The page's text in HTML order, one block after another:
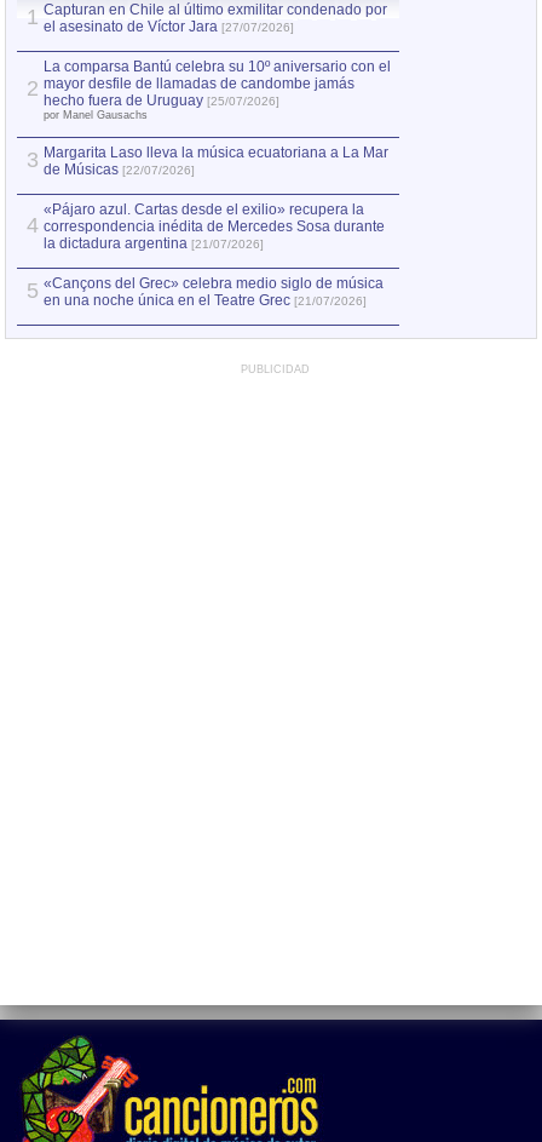
1 Capturan en Chile al último exmilitar condenado por
el asesinato de Víctor Jara [27/07/2026]
2
La comparsa Bantú celebra su 10º aniversario con el
mayor desfile de llamadas de candombe jamás
hecho fuera de Uruguay [25/07/2026]
por Manel Gausachs
3 Margarita Laso lleva la música ecuatoriana a La Mar
de Músicas [22/07/2026]
4
«Pájaro azul. Cartas desde el exilio» recupera la
correspondencia inédita de Mercedes Sosa durante
la dictadura argentina [21/07/2026]
5 «Cançons del Grec» celebra medio siglo de música
en una noche única en el Teatre Grec [21/07/2026]
PUBLICIDAD